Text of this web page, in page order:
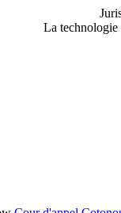
La technologie